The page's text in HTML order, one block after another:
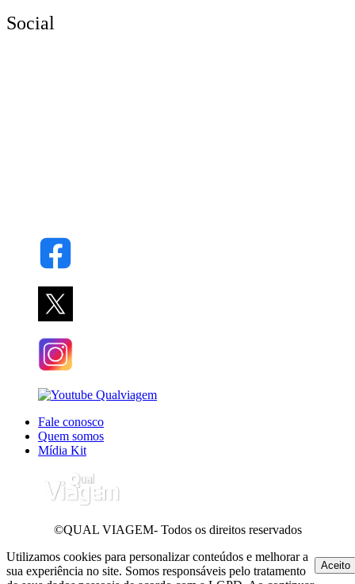
Social
Fale conosco
Quem somos
Mídia Kit
©QUAL VIAGEM- Todos os direitos reservados
Utilizamos cookies para personalizar conteúdos e melhorar a
sua experiência no site. Somos responsáveis pelo tratamento
Aceito